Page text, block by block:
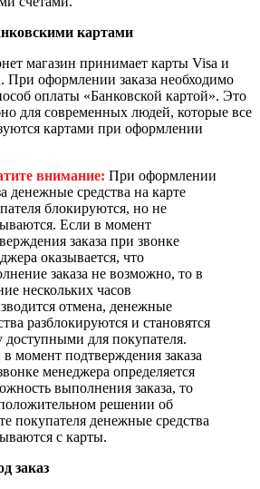
картами
магазин принимает карты Visa и
При оформлении заказа необходимо
оплаты «Банковской картой». Это
для современных людей, которые все
картами при оформлении
внимание: При оформлении
денежные средства на карте
блокируются, но не
Если в момент
заказа при звонке
оказывается, что
заказа не возможно, то в
нескольких часов
отмена, денежные
разблокируются и становятся
доступными для покупателя.
момент подтверждения заказа
менеджера определяется
выполнения заказа, то
решении об
покупателя денежные средства
с карты.
заказ